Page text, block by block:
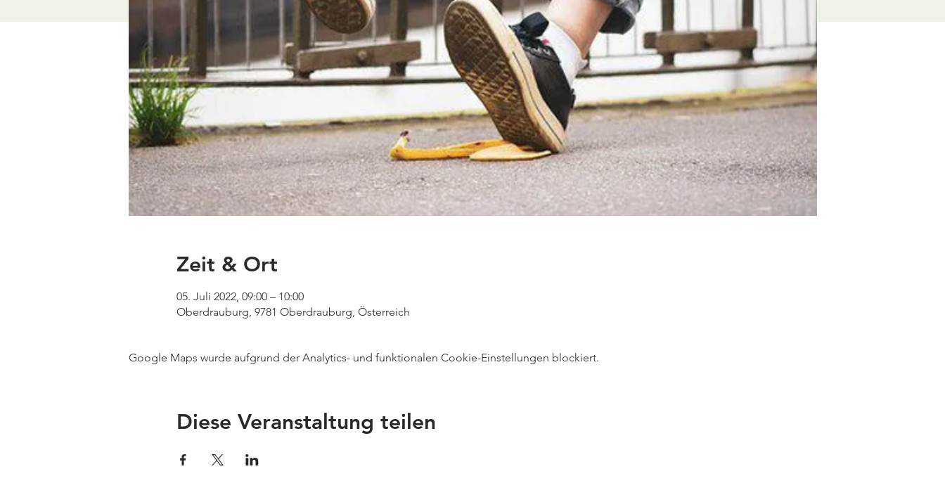
Zeit & Ort
05. Juli 2022, 09:00 – 10:00
Oberdrauburg, 9781 Oberdrauburg, Österreich
Google Maps wurde aufgrund der Analytics- und funktionalen Cookie-Einstellungen blockiert.
Diese Veranstaltung teilen